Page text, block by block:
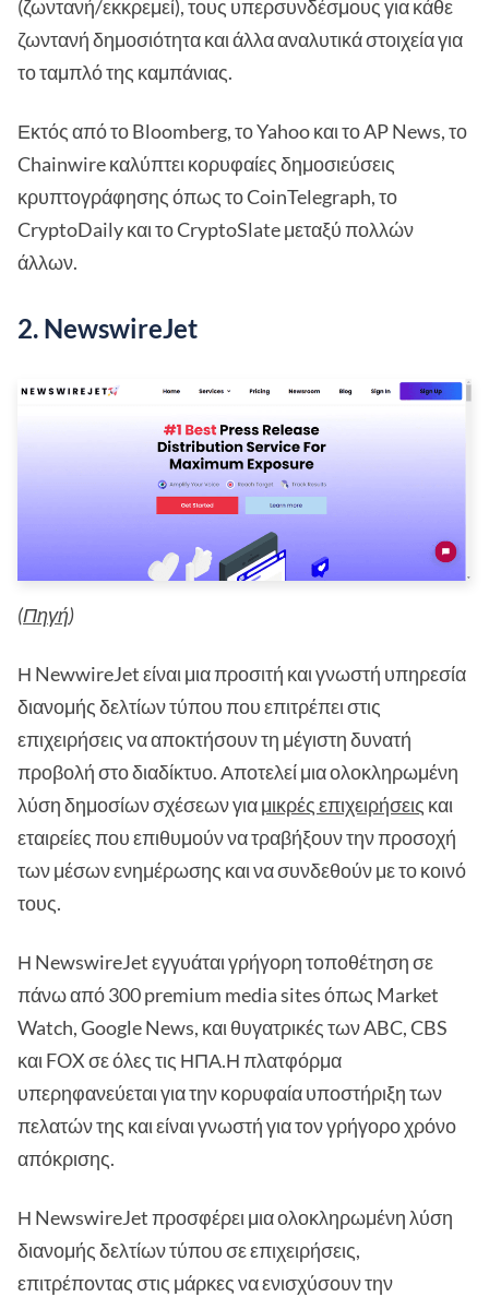
(ζωντανή/εκκρεμεί), τους υπερσυνδέσμους για κάθε
ζωντανή δημοσιότητα και άλλα αναλυτικά στοιχεία για
το ταμπλό της καμπάνιας.
Εκτός από το Bloomberg, το Yahoo και το AP News, το
Chainwire καλύπτει κορυφαίες δημοσιεύσεις
κρυπτογράφησης όπως το CoinTelegraph, το
CryptoDaily και το CryptoSlate μεταξύ πολλών
άλλων.
2. NewswireJet
(Πηγή)
Η NewwireJet είναι μια προσιτή και γνωστή υπηρεσία
διανομής δελτίων τύπου που επιτρέπει στις
επιχειρήσεις να αποκτήσουν τη μέγιστη δυνατή
προβολή στο διαδίκτυο. Αποτελεί μια ολοκληρωμένη
λύση δημοσίων σχέσεων γιαμικρές επιχειρήσεις και
εταιρείες που επιθυμούν να τραβήξουν την προσοχή
των μέσων ενημέρωσης και να συνδεθούν με το κοινό
τους.
Η NewswireJet εγγυάται γρήγορη τοποθέτηση σε
πάνω από 300 premium media sites όπως Market
Watch, Google News, και θυγατρικές των ABC, CBS
και FOX σε όλες τις ΗΠΑ.Η πλατφόρμα
υπερηφανεύεται για την κορυφαία υποστήριξη των
πελατών της και είναι γνωστή για τον γρήγορο χρόνο
απόκρισης.
Η NewswireJet προσφέρει μια ολοκληρωμένη λύση
διανομής δελτίων τύπου σε επιχειρήσεις,
επιτρέποντας στις μάρκες να ενισχύσουν την